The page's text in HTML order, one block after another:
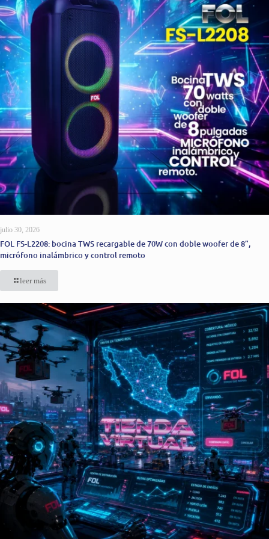
julio 30, 2026
FOL FS-L2208: bocina TWS recargable de 70W con doble woofer de 8”,
micrófono inalámbrico y control remoto
leer más